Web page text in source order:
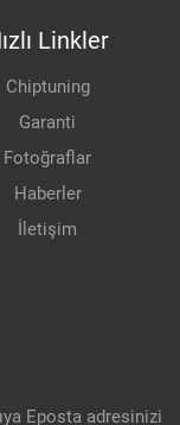
Linkler
Chiptuning
Garanti
Fotoğraflar
Haberler
İletişim
Eposta adresinizi